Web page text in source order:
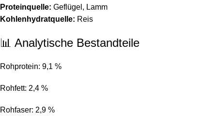
Proteinquelle: Geflügel, Lamm
Kohlenhydratquelle: Reis
📊 Analytische Bestandteile
Rohprotein: 9,1 %
Rohfett: 2,4 %
Rohfaser: 2,9 %